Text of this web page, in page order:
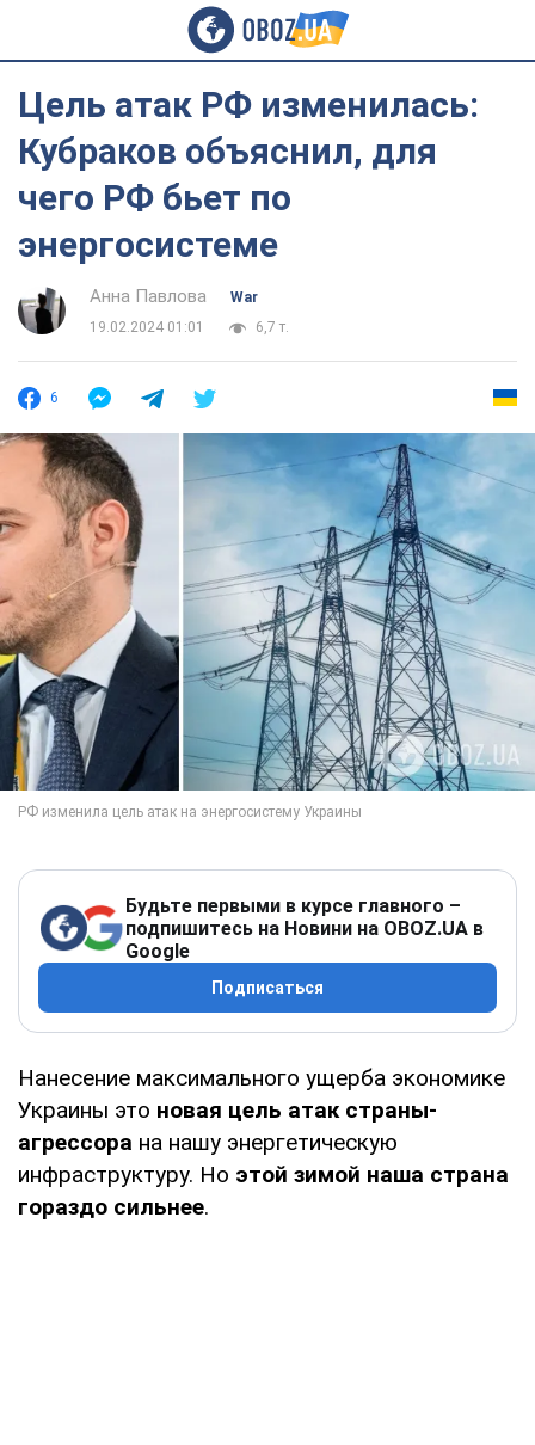
Цель атак РФ изменилась:
Кубраков объяснил, для
чего РФ бьет по
энергосистеме
Анна Павлова
War
19.02.2024 01:01
6,7 т.
6
Будьте первыми в курсе главного –
подпишитесь на Новини на OBOZ.UA в
Google
Подписаться
Нанесение максимального ущерба экономике
Украины это новая цель атак страны-
агрессора на нашу энергетическую
инфраструктуру. Но этой зимой наша страна
гораздо сильнее.